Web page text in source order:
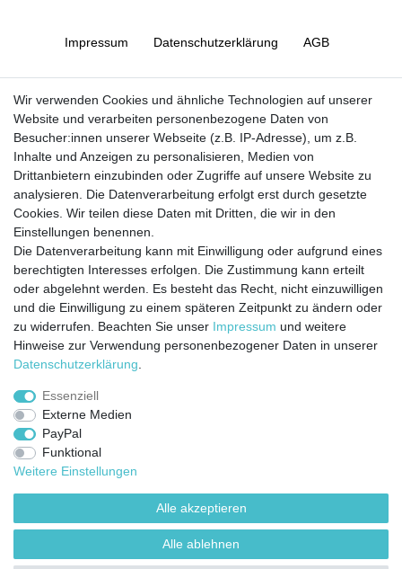
Impressum Daten­schutz­erklärung AGB
Barrierefreiheitserklärung Widerrufs­recht
Vertrag widerrufen Kontakt
Jetzt anmelden und auf dem Laufenden
bleiben!
Sie wollen keine Neuigkeiten verpassen?
Dann melden Sie sich noch heute zu unserem Newsletter an:
VORNAME
E-MAIL **
Newsletter
Honig
Ich stimme zu, dass meine personenbezogenen Daten genutzt werden, um
Abonnieren
Wir verwenden Cookies und ähnliche Technologien auf unserer
Website und verarbeiten personenbezogene Daten von
Besucher:innen unserer Webseite (z.B. IP-Adresse), um z.B.
Inhalte und Anzeigen zu personalisieren, Medien von
Drittanbietern einzubinden oder Zugriffe auf unsere Website zu
analysieren. Die Datenverarbeitung erfolgt erst durch gesetzte
Cookies. Wir teilen diese Daten mit Dritten, die wir in den
Einstellungen benennen.
Die Datenverarbeitung kann mit Einwilligung oder aufgrund eines
berechtigten Interesses erfolgen. Die Zustimmung kann erteilt
oder abgelehnt werden. Es besteht das Recht, nicht einzuwilligen
und die Einwilligung zu einem späteren Zeitpunkt zu ändern oder
zu widerrufen. Beachten Sie unser Impressum und weitere
Hinweise zur Verwendung personenbezogener Daten in unserer
Daten­schutz­erklärung
Essenziell
Externe Medien
PayPal
Funktional
Weitere Einstellungen
Alle akzeptieren
Alle ablehnen